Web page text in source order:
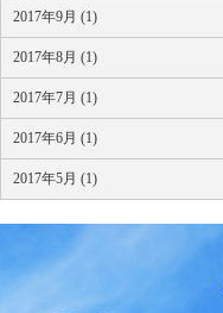
2017年9月 (1)
2017年8月 (1)
2017年7月 (1)
2017年6月 (1)
2017年5月 (1)